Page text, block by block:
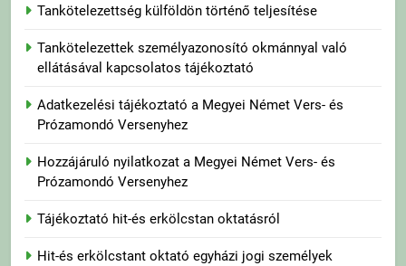
Tankötelezettség külföldön történő teljesítése
Tankötelezettek személyazonosító okmánnyal való
ellátásával kapcsolatos tájékoztató
Adatkezelési tájékoztató a Megyei Német Vers- és
Prózamondó Versenyhez
Hozzájáruló nyilatkozat a Megyei Német Vers- és
Prózamondó Versenyhez
Tájékoztató hit-és erkölcstan oktatásról
Hit-és erkölcstant oktató egyházi jogi személyek